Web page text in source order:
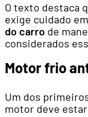
O texto destaca
exige cuidado
do carro de
considerados
Motor frio
Um dos
motor deve